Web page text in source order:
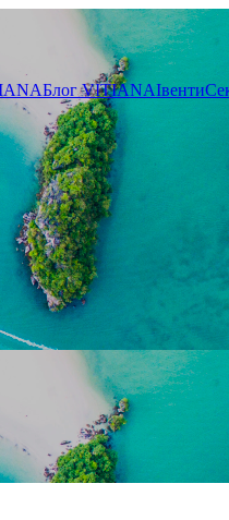
Блог VITIANAІвенти